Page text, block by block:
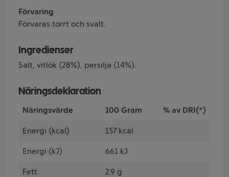
Förvaring
Förvaras torrt och svalt.
Ingredienser
Salt, vitlök (28%), persilja (14%).
Näringsdeklaration
Näringsvärde 100 Gram % av DRI(*)
Energi (kcal) 157 kcal
Energi (kJ) 661 kJ
Fett 2.9 g